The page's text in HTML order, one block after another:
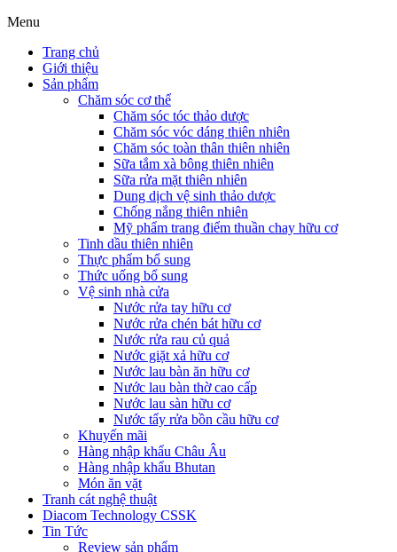
Menu
Trang chủ
Giới thiệu
Sản phẩm
Chăm sóc cơ thể
Chăm sóc tóc thảo dược
Chăm sóc vóc dáng thiên nhiên
Chăm sóc toàn thân thiên nhiên
Sữa tắm xà bông thiên nhiên
Sữa rửa mặt thiên nhiên
Dung dịch vệ sinh thảo dược
Chống nắng thiên nhiên
Mỹ phẩm trang điểm thuần chay hữu cơ
Tinh dầu thiên nhiên
Thực phẩm bổ sung
Thức uống bổ sung
Vệ sinh nhà cửa
Nước rửa tay hữu cơ
Nước rửa chén bát hữu cơ
Nước rửa rau củ quả
Nước giặt xả hữu cơ
Nước lau bàn ăn hữu cơ
Nước lau bàn thờ cao cấp
Nước lau sàn hữu cơ
Nước tẩy rửa bồn cầu hữu cơ
Khuyến mãi
Hàng nhập khẩu Châu Âu
Hàng nhập khẩu Bhutan
Món ăn vặt
Tranh cát nghệ thuật
Diacom Technology CSSK
Tin Tức
Review sản phẩm